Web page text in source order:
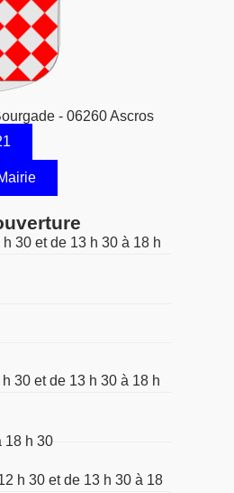
- 06260 Ascros
30 et de 13 h 30 à 18 h
30 et de 13 h 30 à 18 h
18 h 30
h 30 et de 13 h 30 à 18